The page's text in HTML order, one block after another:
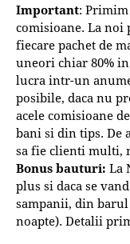
Important:
comisioane. La noi
fiecare pachet de
uneori chiar 80%
lucra intr-un
posibile, daca nu
acele comisioane
bani si din tips. De
sa fie clienti multi,
Bonus bauturi: La
plus si daca se
sampanii, din
noapte). Detalii